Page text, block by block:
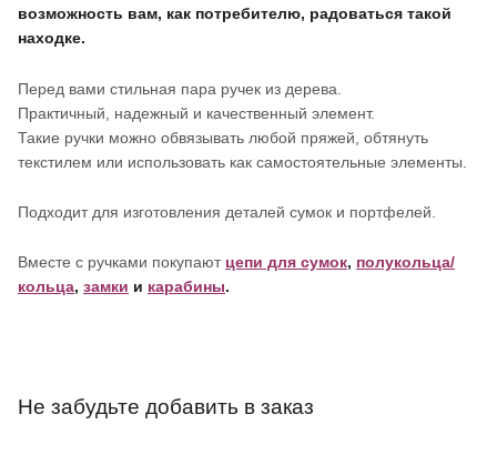
возможность вам, как потребителю, радоваться такой
находке.
Перед вами стильная пара ручек из дерева.
Практичный, надежный и качественный элемент.
Такие ручки можно обвязывать любой пряжей, обтянуть
текстилем или использовать как самостоятельные элементы.
Подходит для изготовления деталей сумок и портфелей.
Вместе с ручками покупают цепи для сумок, полукольца/
кольца, замки и карабины.
Не забудьте добавить в заказ